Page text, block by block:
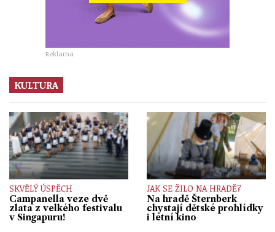
Reklama
KULTURA
SKVĚLÝ ÚSPĚCH
Campanella veze dvě
zlata z velkého festivalu
v Singapuru!
JAK SE ŽILO NA HRADĚ?
Na hradě Šternberk
chystají dětské prohlídky
i letní kino